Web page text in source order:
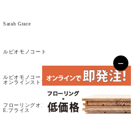
Sarah Grace
ルビオモノコート
ルビオモノコート
オンラインストア
フローリングオンラインストア
E.プライス
−